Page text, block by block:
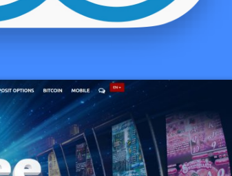
lange Atlus irgendwas große Areale in SMT